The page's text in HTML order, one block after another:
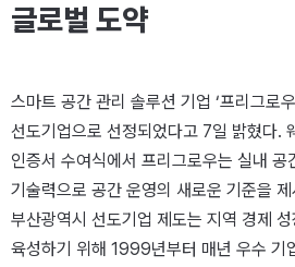
글로벌 도약
스마트 공간 관리 솔루션 기업 ‘프리그로
선도기업으로 선정되었다고 7일 밝혔다.
인증서 수여식에서 프리그로우는 실내 공
기술력으로 공간 운영의 새로운 기준을
부산광역시 선도기업 제도는 지역 경제
육성하기 위해 1999년부터 매년 우수 기